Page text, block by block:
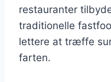
restauranter
traditionelle
lettere at træffe
farten.